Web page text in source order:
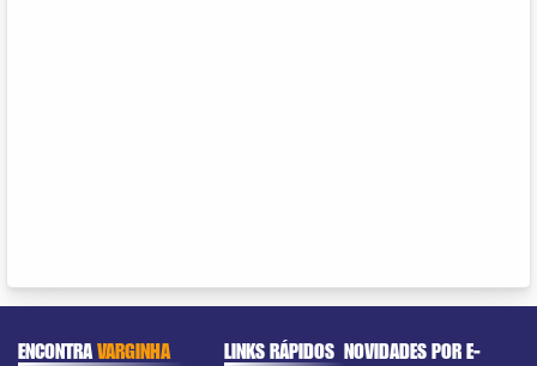
ENCONTRAVARGINHA LINKS RÁPIDOS NOVIDADES POR E-